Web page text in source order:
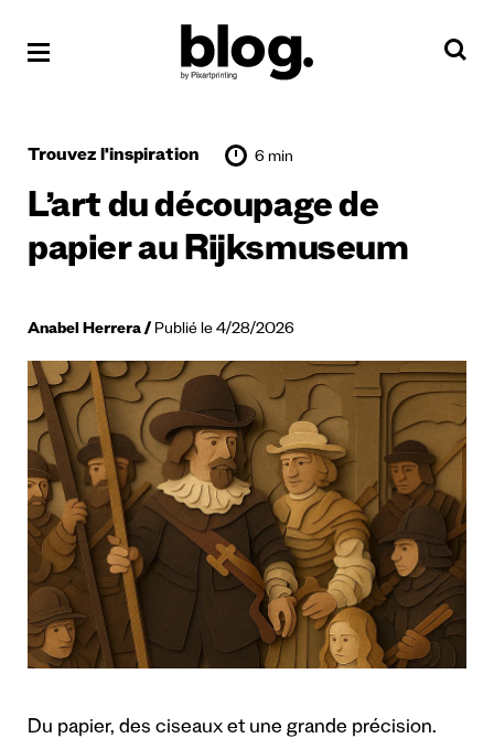
Trouvez l'inspiration 6 min
L’art du découpage de
papier au Rijksmuseum
Anabel Herrera Publié le 4/28/2026
Du papier, des ciseaux et une grande précision.